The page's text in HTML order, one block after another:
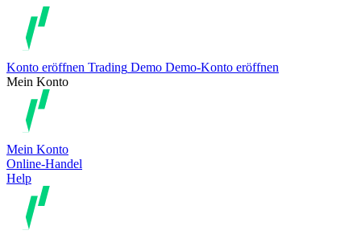
Konto eröffnen Trading Demo Demo-Konto eröffnen
Mein Konto
Mein Konto
Online-Handel
Help